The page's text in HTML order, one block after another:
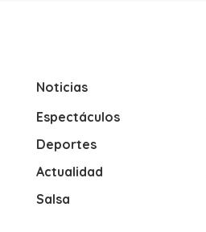
Noticias
Espectáculos
Deportes
Actualidad
Salsa